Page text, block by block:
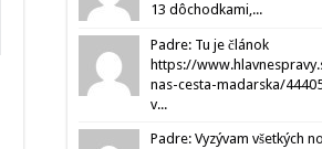
13 dôchodkami,...
Padre: Tu je článok
https://
nas-cesta-madarska/
v...
Padre: Vyzývam všetkých